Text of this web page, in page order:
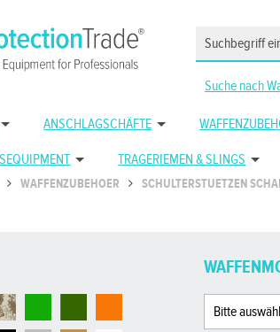
Suche nach
ANSCHLAGSCHÄFTE
TRAGERIEMEN & SLINGS
WAFFENZUBEHOER SCHULTERSTUETZEN